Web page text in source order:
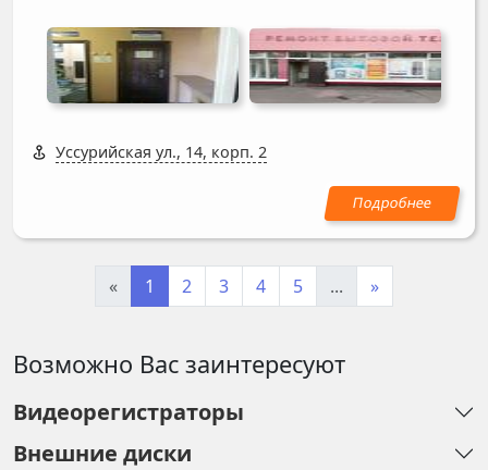
Уссурийская ул., 14, корп. 2
« 1 2 3 4 5 ... »
Возможно Вас заинтересуют
Видеорегистраторы
Внешние диски